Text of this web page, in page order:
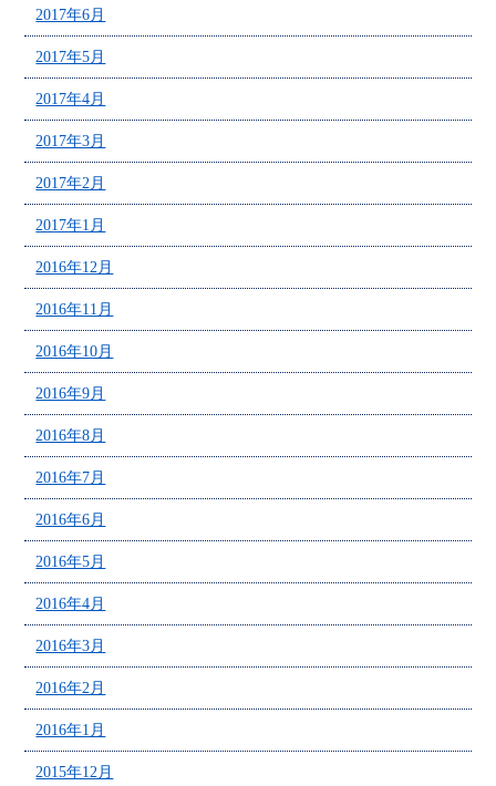
2017年6月
2017年5月
2017年4月
2017年3月
2017年2月
2017年1月
2016年12月
2016年11月
2016年10月
2016年9月
2016年8月
2016年7月
2016年6月
2016年5月
2016年4月
2016年3月
2016年2月
2016年1月
2015年12月